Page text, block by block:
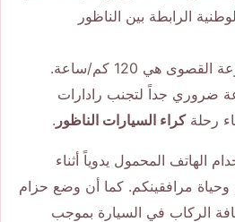
الرابطة بين الناظور
السرعة القصوى هي 120 كم/ساعة.
ضروري جداً لتجنب رادارات
رحلةكراء السيارات الناظور .
الهاتف المحمول يدوياً أثناء
وحياة مرافقينكم. كما أن وضع حزام
الركاب في السيارة بموجب